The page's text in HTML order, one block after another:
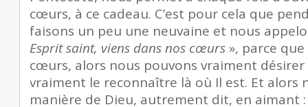
cœurs, à ce cadeau. C’est pour cela que
faisons un peu une neuvaine et nous
Esprit saint, viens dans nos cœurs », parce
cœurs, alors nous pouvons vraiment
vraiment le reconnaître là où Il est. Et alors
manière de Dieu, autrement dit, en aimant